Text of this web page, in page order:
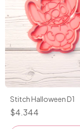
Stitch Halloween D1
$4.344